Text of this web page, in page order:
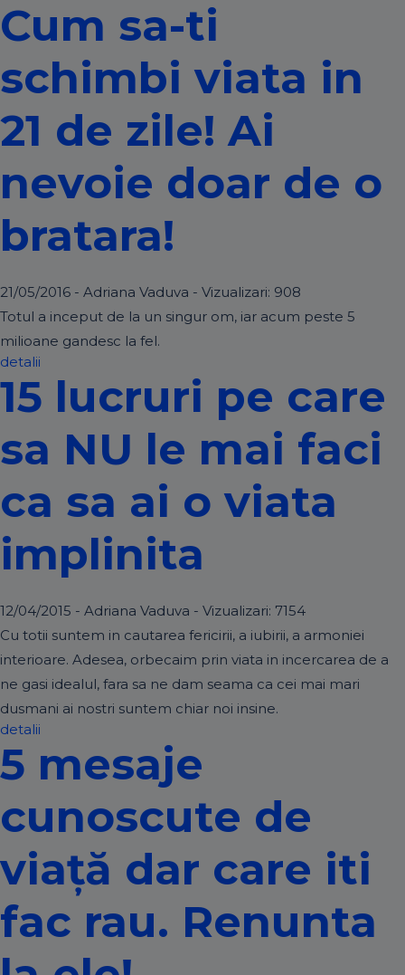
Cum sa-ti
schimbi viata in
21 de zile! Ai
nevoie doar de o
bratara!
21/05/2016 - Adriana Vaduva - Vizualizari: 908
Totul a inceput de la un singur om, iar acum peste 5
milioane gandesc la fel.
detalii
15 lucruri pe care
sa NU le mai faci
ca sa ai o viata
implinita
12/04/2015 - Adriana Vaduva - Vizualizari: 7154
Cu totii suntem in cautarea fericirii, a iubirii, a armoniei
interioare. Adesea, orbecaim prin viata in incercarea de a
ne gasi idealul, fara sa ne dam seama ca cei mai mari
dusmani ai nostri suntem chiar noi insine.
detalii
5 mesaje
cunoscute de
viaţă dar care iti
fac rau. Renunta